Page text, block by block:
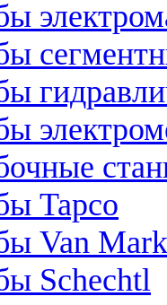
Tapco
Van Mark
Schechtl